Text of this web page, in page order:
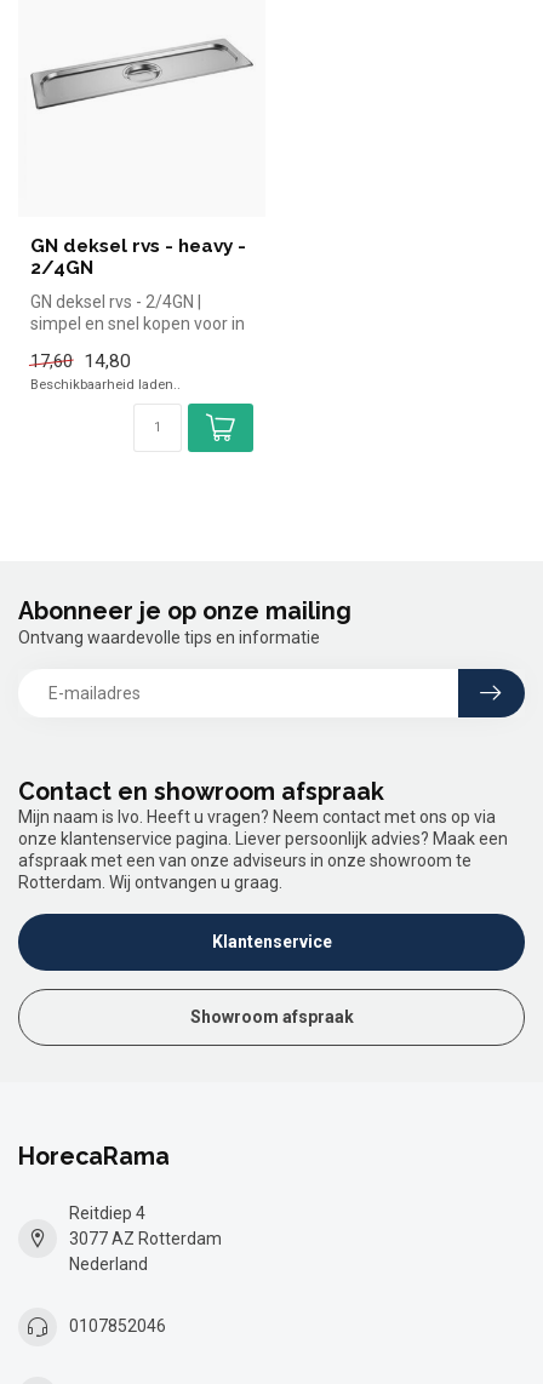
GN deksel rvs - heavy -
2/4GN
GN deksel rvs - 2/4GN |
simpel en snel kopen voor in
17,60
14,80
Beschikbaarheid laden..
Contact en showroom afspraak
Mijn naam is Ivo. Heeft u vragen? Neem contact met ons op via
onze klantenservice pagina. Liever persoonlijk advies? Maak een
afspraak met een van onze adviseurs in onze showroom te
Rotterdam. Wij ontvangen u graag.
Klantenservice
Showroom afspraak
Abonneer je op onze mailing
Ontvang waardevolle tips en informatie
HorecaRama
Reitdiep 4
3077 AZ Rotterdam
Nederland
0107852046